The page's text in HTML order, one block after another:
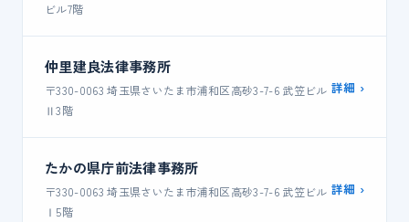
ビル7階
仲里建良法律事務所
〒330-0063 埼玉県さいたま市浦和区高砂3-7-6 武笠ビル
Ⅱ3階
詳細 ›
たかの県庁前法律事務所
〒330-0063 埼玉県さいたま市浦和区高砂3-7-6 武笠ビル
Ⅰ5階
詳細 ›